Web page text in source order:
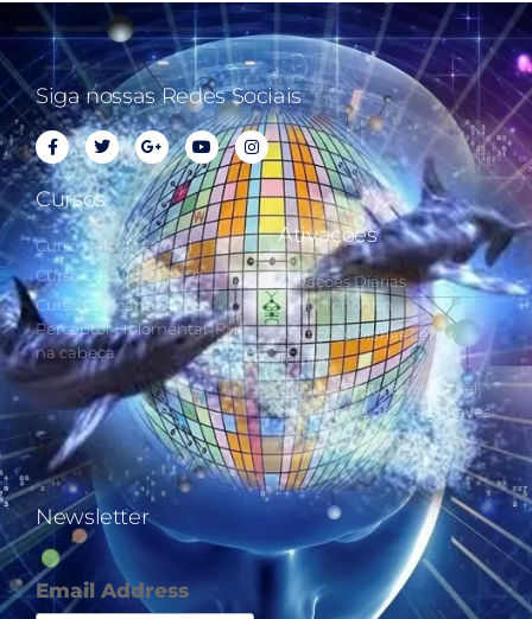
Siga nossas Redes Sociais
Cursos
Curso Cálculo Parte 1
Curso Cálculo Parte 2
Curso Colocando o
Perceptor Holomental (PH)
na cabeça
Ativações
Ativações Diárias
Synchronotron
Ativações Diárias Lei do
Tempo
Estudos Postulados da Lei
do Tempo e das 260 Chaves
do Synchronotron
Newsletter
Email Address